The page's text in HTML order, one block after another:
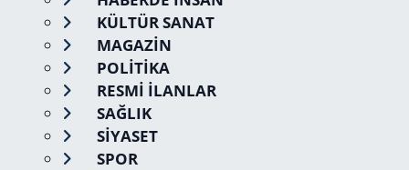
KÜLTÜR SANAT
MAGAZİN
POLİTİKA
RESMİ İLANLAR
SAĞLIK
SİYASET
SPOR